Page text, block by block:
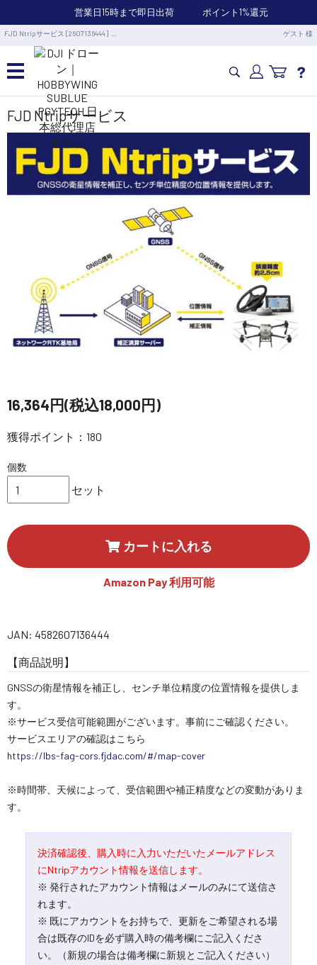
営業日15時まで即日出荷 ポイント1%還元
FJD Ntripサービス [2607136444] … ゲスト 様
カメラドローン・生活家電
カメラ・スタビライザー
業務用ドローン・業務関連製品
水中ドローン(ROV)・水中スクーター
RC・ロボット部品
講習会･国家資格･WEBセミナー
サポート・Q&A / 法人・学生のお客様
コーポレートサイト
SEKIDO 会社概要
FJD Ntripサービス
16,364円(税込18,000円)
獲得ポイント：180
個数
セット
カートに入れる
Amazon Pay 利用可能
JAN: 4582607136444
【商品説明】
GNSSの衛星情報を補正し、センチ単位精度の位置情報を提供しま
す。
※サービス受信可能範囲がございます。事前にご確認ください。
サービスエリアの確認はこちら
https://lbs-fag-cors.fjdac.com/#/map-cover
※時間帯、天候によって、受信範囲や補正精度などの変動がありま
す。
決済確認後、購入時に入力いただいたメールアドレス
にNtripアカウント情報を送信します。
※ 発行されたアカウント情報はメールのみにて送信さ
れます。
※ 既にアカウントをお持ちで、更新をご希望される場
合は既存のIDを必ず購入時の備考欄にご記入くださ
い。（新規の場合は備考欄に新規とご記入ください）